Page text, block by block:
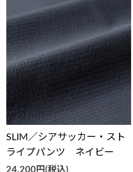
SLIM／シアサッカー・スト
ライプパンツ ネイビー
24,200円(税込)